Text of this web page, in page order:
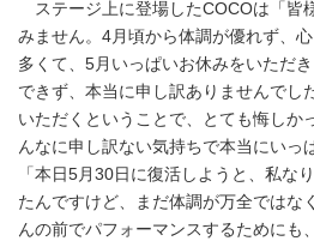
ステージ上に登場したCOCOは「皆
みません。4月頃から体調が優れず、
多くて、5月いっぱいお休みをいただ
できず、本当に申し訳ありませんでし
いただくということで、とても悔しか
んなに申し訳ない気持ちで本当にいっ
「本日5月30日に復活しようと、私な
たんですけど、まだ体調が万全ではな
んの前でパフォーマンスするためにも